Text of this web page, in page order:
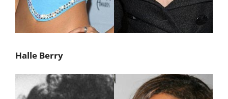
Halle Berry